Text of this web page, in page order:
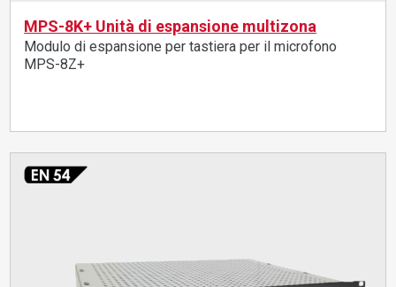
MPS-8K+ Unità di espansione multizona
Modulo di espansione per tastiera per il microfono
MPS-8Z+